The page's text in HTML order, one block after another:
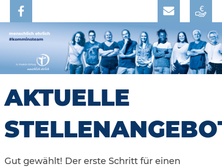
AKTUELLE
Gut gewählt! Der erste Schritt für einen